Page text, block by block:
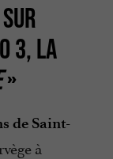
3, LA
»
de Saint-
à